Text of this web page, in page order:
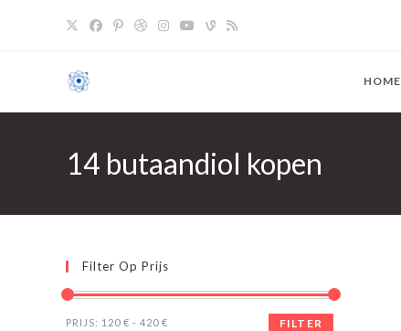
HOME
14 butaandiol kopen
Filter Op Prijs
Min.
Max.
FILTER
PRIJS: 120 € - 420 €